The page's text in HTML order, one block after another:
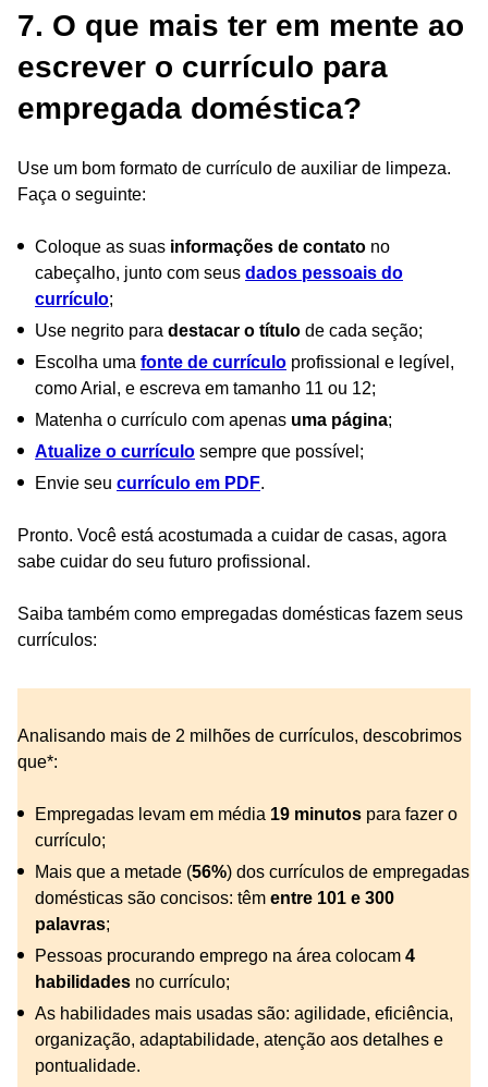
7. O que mais ter em mente ao
escrever o currículo para
empregada doméstica?
Use um bom formato de currículo de auxiliar de limpeza.
Faça o seguinte:
Coloque as suas informações de contato no
cabeçalho, junto com seus dados pessoais do
currículo;
Use negrito para destacar o título de cada seção;
Escolha uma fonte de currículo profissional e legível,
como Arial, e escreva em tamanho 11 ou 12;
Matenha o currículo com apenas uma página;
Atualize o currículo sempre que possível;
Envie seu currículo em PDF.
Pronto. Você está acostumada a cuidar de casas, agora
sabe cuidar do seu futuro profissional.
Saiba também como empregadas domésticas fazem seus
currículos:
Analisando mais de 2 milhões de currículos, descobrimos
que*:
Empregadas levam em média 19 minutos para fazer o
currículo;
Mais que a metade (56%) dos currículos de empregadas
domésticas são concisos: têm entre 101 e 300
palavras;
Pessoas procurando emprego na área colocam 4
habilidades no currículo;
As habilidades mais usadas são: agilidade, eficiência,
organização, adaptabilidade, atenção aos detalhes e
pontualidade.